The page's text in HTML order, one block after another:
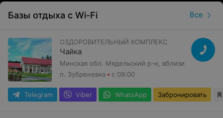
Базы отдыха с Wi-Fi Все
ОЗДОРОВИТЕЛЬНЫЙ КОМПЛЕКС
Чайка
Минская обл. Мядельский р-н, вблизи
п. Зубреневка
с 09:00
Telegram Viber WhatsApp Забронировать